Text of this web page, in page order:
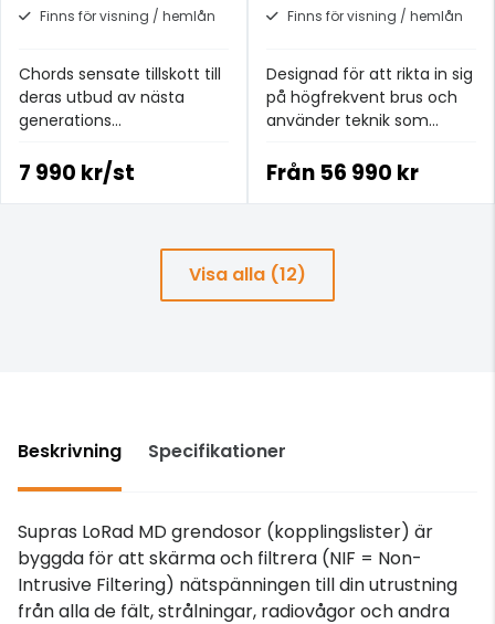
Finns för visning / hemlån
Chords sensate tillskott till
deras utbud av nästa
generations
enheter.
7 990 kr/st
Finns för visning / hemlån
Designad för att rikta in sig
på högfrekvent brus och
använder teknik som
SuperARAY- och
Från 56 990 kr
Visa alla (12)
Beskrivning Specifikationer
Supras LoRad MD grendosor (kopplingslister) är
byggda för att skärma och filtrera (NIF = Non-
Intrusive Filtering) nätspänningen till din utrustning
från alla de fält, strålningar, radiovågor och andra